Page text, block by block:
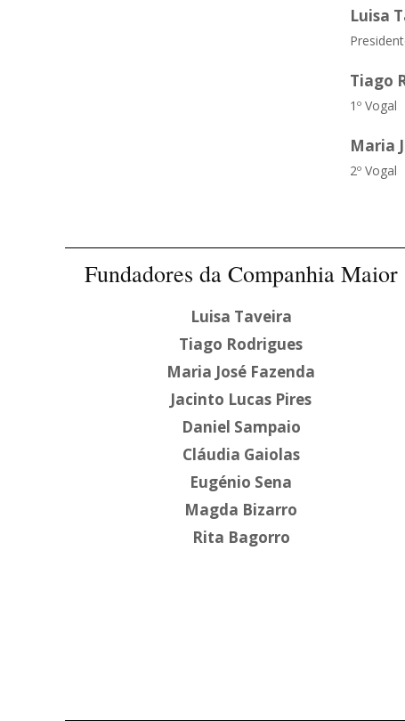
Luisa
Tiago
1º Vogal
Maria
2º Vogal
Fundadores da Companhia Maior
Luisa Taveira
Tiago Rodrigues
Maria José Fazenda
Jacinto Lucas Pires
Daniel Sampaio
Cláudia Gaiolas
Eugénio Sena
Magda Bizarro
Rita Bagorro